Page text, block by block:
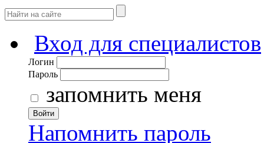
Вход для специалистов
Логин
Пароль
запомнить меня
Войти
Напомнить пароль